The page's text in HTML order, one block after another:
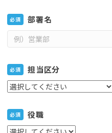
必須 部署名
必須 担当区分
必須 役職